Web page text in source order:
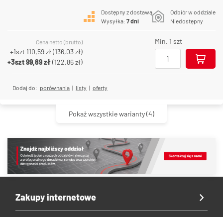
Dostępny z dostawą
Wysyłka: 7 dni
Odbiór w oddziale
Niedostępny
Cena netto (brutto)
+1szt 110,59 zł(136,03 zł)
+3szt99,89 zł(122,86 zł)
Min. 1 szt
Dodaj do: porównania | listy | oferty
Pokaż wszystkie warianty(4)
Zakupy internetowe